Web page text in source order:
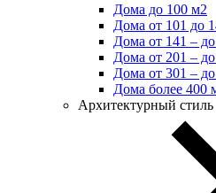
Дома до 100 м2
Дома от 101 до
Дома от 141 –
Дома от 201 –
Дома от 301 –
Дома более 400
Архитектурный стиль